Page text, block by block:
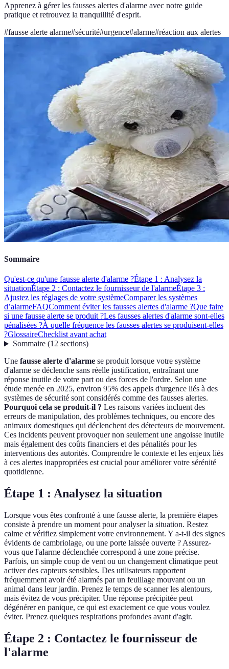
Apprenez à gérer les fausses alertes d'alarme avec notre guide
pratique et retrouvez la tranquillité d'esprit.
#fausse alerte alarme#sécurité#urgence#alarme#réaction aux alertes
Sommaire
Qu'est-ce qu'une fausse alerte d'alarme ?Étape 1 : Analysez la
situationÉtape 2 : Contactez le fournisseur de l'alarmeÉtape 3 :
Ajustez les réglages de votre systèmeComparer les systèmes
d’alarmeFAQComment éviter les fausses alertes d'alarme ?Que faire
si une fausse alerte se produit ?Les fausses alertes d'alarme sont-elles
pénalisées ?À quelle fréquence les fausses alertes se produisent-elles
?GlossaireChecklist avant achat
Sommaire(12 sections)
Une fausse alerte d'alarme se produit lorsque votre système
d'alarme se déclenche sans réelle justification, entraînant une
réponse inutile de votre part ou des forces de l'ordre. Selon une
étude menée en 2025, environ 95% des appels d'urgence liés à des
systèmes de sécurité sont considérés comme des fausses alertes.
Pourquoi cela se produit-il ? Les raisons variées incluent des
erreurs de manipulation, des problèmes techniques, ou encore des
animaux domestiques qui déclenchent des détecteurs de mouvement.
Ces incidents peuvent provoquer non seulement une angoisse inutile
mais également des coûts financiers et des pénalités pour les
interventions des autorités. Comprendre le contexte et les enjeux liés
à ces alertes inappropriées est crucial pour améliorer votre sérénité
quotidienne.
Étape 1 : Analysez la situation
Lorsque vous êtes confronté à une fausse alerte, la première étapes
consiste à prendre un moment pour analyser la situation. Restez
calme et vérifiez simplement votre environnement. Y a-t-il des signes
évidents de cambriolage, ou une porte laissée ouverte ? Assurez-
vous que l'alarme déclenchée correspond à une zone précise.
Parfois, un simple coup de vent ou un changement climatique peut
activer des capteurs sensibles. Des utilisateurs rapportent
fréquemment avoir été alarmés par un feuillage mouvant ou un
animal dans leur jardin. Prenez le temps de scanner les alentours,
mais évitez de vous précipiter. Une réponse précipitée peut
dégénérer en panique, ce qui est exactement ce que vous voulez
éviter. Prenez quelques respirations profondes avant d'agir.
Étape 2 : Contactez le fournisseur de
l'alarme